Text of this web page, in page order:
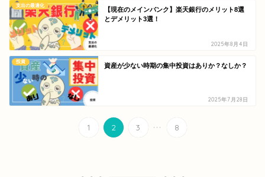
支出の最適化
【現在のメインバンク】楽天銀行のメリット8選
とデメリット3選！
2025年8月4日
投資
資産が少ない時期の集中投資はありか？なしか？
2025年7月28日
1 2 3 ... 8